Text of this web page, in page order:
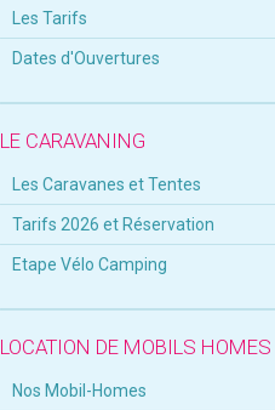
Les Tarifs
Dates d'Ouvertures
LE CARAVANING
Les Caravanes et Tentes
Tarifs 2026 et Réservation
Etape Vélo Camping
LOCATION DE MOBILS HOMES
Nos Mobil-Homes